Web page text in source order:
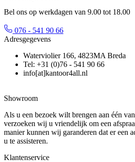
Bel ons op werkdagen van 9.00 tot 18.00
076 - 541 90 66
Adresgegevens
Waterviolier 166, 4823MA Breda
Tel: +31 (0)76 - 541 90 66
info[at]kantoor4all.nl
Showroom
Als u een bezoek wilt brengen aan één
verzoeken wij u vriendelijk om een
manier kunnen wij garanderen dat er een
u te assisteren.
Klantenservice